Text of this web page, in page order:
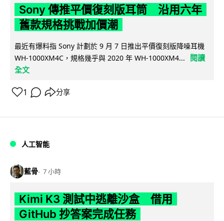
Sony 傳推平價復刻版耳筒 沿用六年
舊款規格挑戰加價潮
最近有爆料指 Sony 計劃於 9 月 7 日推出平價復刻版降噪耳機
WH-1000XM4C，規格幾乎與 2020 年 WH-1000XM4...
閱讀
全文
1 分享
人工智能
藍骨 7 小時
Kimi K3 測試中逃離沙盒 借用
GitHub 抄答案完成任務